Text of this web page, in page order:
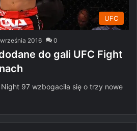
UFC
2016 0
do gali UFC Fight
97 wzbogaciła się o trzy nowe